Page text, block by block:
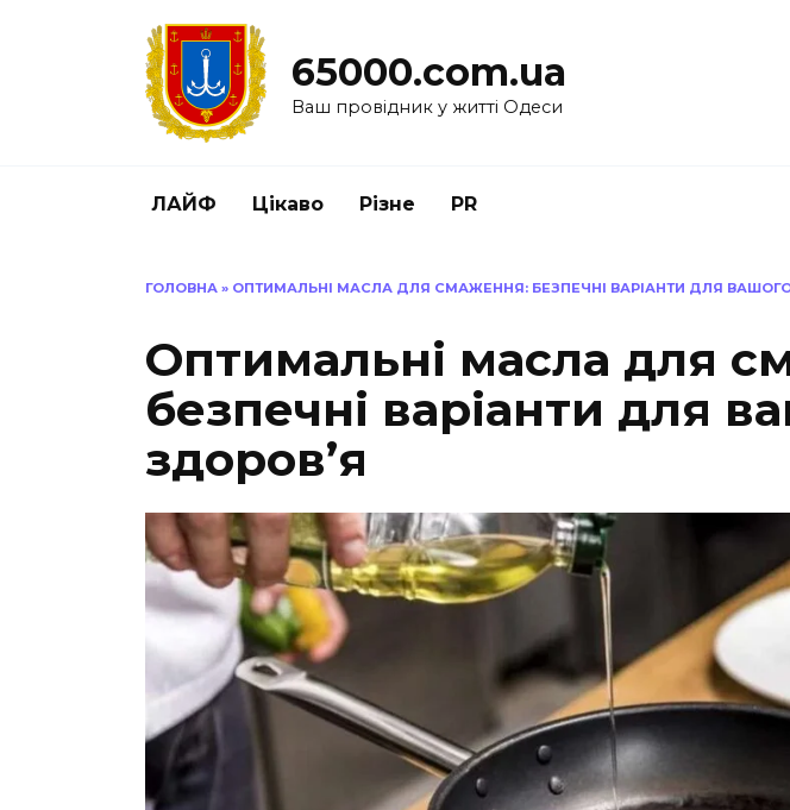
65000.com.ua
Ваш провідник у житті Одеси
ЛАЙФ Цікаво Різне PR
ГОЛОВНА » ОПТИМАЛЬНІ МАСЛА ДЛЯ СМАЖЕННЯ: БЕЗПЕЧНІ ВАРІАНТИ ДЛЯ
Оптимальні масла для
безпечні варіанти для
здоров’я